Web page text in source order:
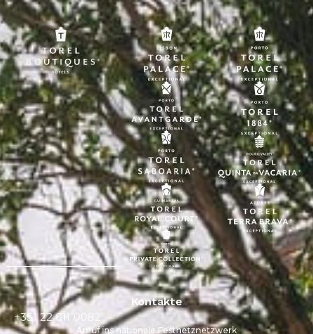
Kontakte
+351 22 011 0082
Anruf ins nationale Festnetznetzwerk